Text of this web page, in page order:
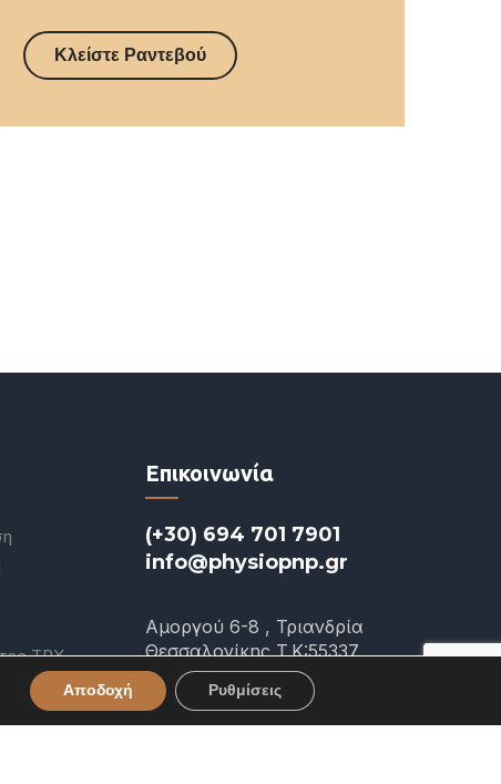
Κλείστε Ραντεβού
TRX
Επικοινωνία
(+30) 694 701 7901
info@physiopnp.gr
Αμοργού 6-8 , Τριανδρία
Θεσσαλονίκης T.K:55337
Αποδοχή Ρυθμίσεις